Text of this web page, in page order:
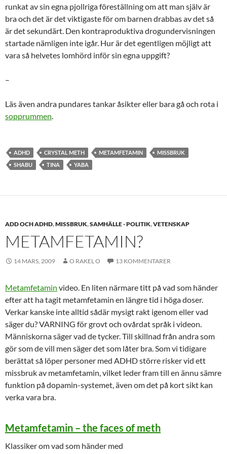
runkat av sin egna pjollriga föreställning om att man själv är
bra och det är det viktigaste för om barnen drabbas av det så
är det sekundärt. Den kontraproduktiva drogundervisningen
startade nämligen inte igår. Hur är det egentligen möjligt att
vara så helvetes lomhörd inför sin egna uppgift?
–
Läs även andra pundares tankar åsikter eller bara gå och rota i
sopprummen
ADHD CRYSTAL METH METAMFETAMIN
MISSBRUK
SHABU
TINA YABA
ADD OCH ADHD,MISSBRUK,SAMHÄLLE - POLITIK,VETENSKAP
METAMFETAMIN?
14 MARS, 2009 O RAKEL O 13 KOMMENTARER
Metamfetamin video. En liten närmare titt på vad som händer
efter att ha tagit metamfetamin en längre tid i höga doser.
Verkar kanske inte alltid sådär mysigt rakt igenom eller vad
säger du? VARNING för grovt och ovårdat språk i videon.
Människorna säger vad de tycker. Till skillnad från andra som
gör som de vill men säger det som låter bra. Som vi tidigare
berättat så löper personer med ADHD större risker vid ett
missbruk av metamfetamin, vilket leder fram till en ännu sämre
funktion på dopamin-systemet, även om det på kort sikt kan
verka vara bra.
Metamfetamin – the faces of meth
Klassiker om vad som händer med